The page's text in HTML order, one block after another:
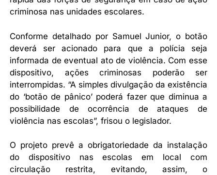
criminosa nas unidades escolares.
Conforme detalhado por Samuel Junior, o botão
deverá ser acionado para que a polícia seja
informada de eventual ato de violência. Com esse
dispositivo, ações criminosas poderão ser
interrompidas. “A simples divulgação da existência
do ‘botão de pânico’ poderá fazer que diminua a
possibilidade de ocorrência de ataques de
violência nas escolas”, frisou o legislador.
O projeto prevê a obrigatoriedade da instalação
do dispositivo nas escolas em local com
circulação restrita, evitando, assim, o